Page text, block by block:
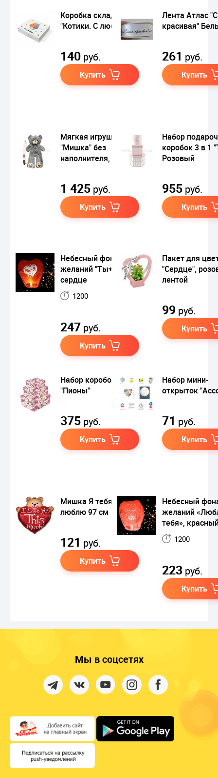
Коробка складная
"Котики. С любовью"
140 руб.
Купить
Лента Атлас
красивая"
261 руб.
Купить
Мягкая игрушка
"Мишка" без
наполнителя, 100 см
1 425 руб.
Купить
Набор
коробок 3 в 1
Розовый
955 руб.
Купить
Небесный фонарик
желаний "Ты+Я"
сердце
1200
247 руб.
Купить
Пакет для
"Сердце",
лентой
99 руб.
Купить
Набор коробок 3 в 1
"Пионы"
375 руб.
Купить
Набор мини-
открыток
71 руб.
Купить
Мишка Я тебя
люблю 97 см
121 руб.
Купить
Небесный
желаний
тебя»,
1200
223 руб.
Купить
Мы в соцсетях